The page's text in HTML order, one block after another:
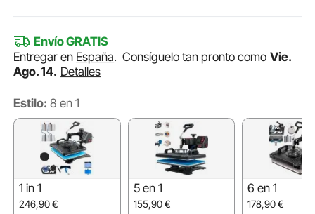
Envío GRATIS
Entregar en España.Consíguelo tan pronto como Vie.
Ago. 14. Detalles
Estilo: 8 en 1
1 in 1
246,90€
5 en 1
155,90€
6 en 1
178,90€